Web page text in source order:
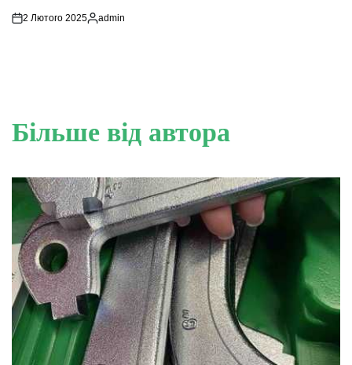
2 Лютого 2025
Опубліковано
admin
Більше від автора